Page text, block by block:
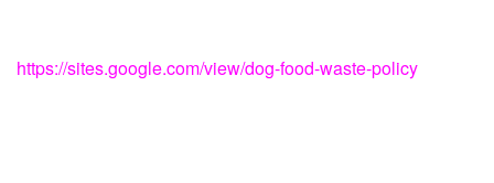
https://sites.google.com/view/dog-food-waste-policy